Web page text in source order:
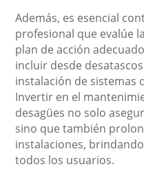
Además, es esencial
profesional que evalúe
plan de acción
incluir desde
instalación de sistemas
Invertir en el
desagües no solo
sino que también
instalaciones,
todos los usuarios.